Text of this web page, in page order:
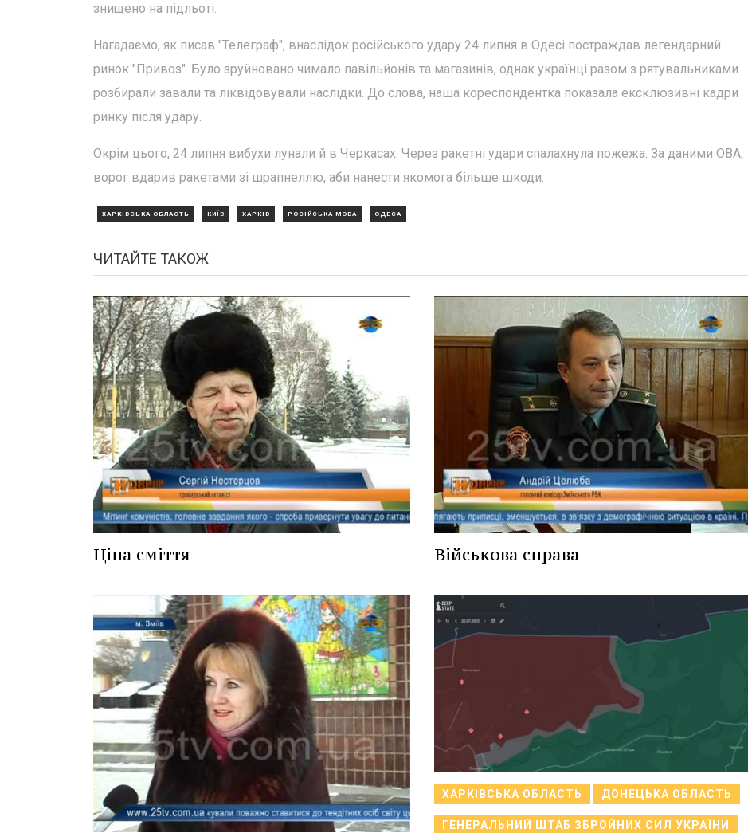
знищено на підльоті.
Нагадаємо, як писав "Телеграф", внаслідок російського удару 24 липня в Одесі постраждав легендарний
ринок "Привоз". Було зруйновано чимало павільйонів та магазинів, однак українці разом з рятувальниками
розбирали завали та ліквідовували наслідки. До слова, наша кореспондентка показала ексклюзивні кадри
ринку після удару.
Окрім цього, 24 липня вибухи лунали й в Черкасах. Через ракетні удари спалахнула пожежа. За даними ОВА,
ворог вдарив ракетами зі шрапнеллю, аби нанести якомога більше шкоди.
ХАРКІВСЬКА ОБЛАСТЬ КИЇВ ХАРКІВ РОСІЙСЬКА МОВА ОДЕСА
ЧИТАЙТЕ ТАКОЖ
Ціна сміття Військова справа
ХАРКІВСЬКА ОБЛАСТЬ ДОНЕЦЬКА ОБЛАСТЬ
ГЕНЕРАЛЬНИЙ ШТАБ ЗБРОЙНИХ СИЛ УКРАЇНИ